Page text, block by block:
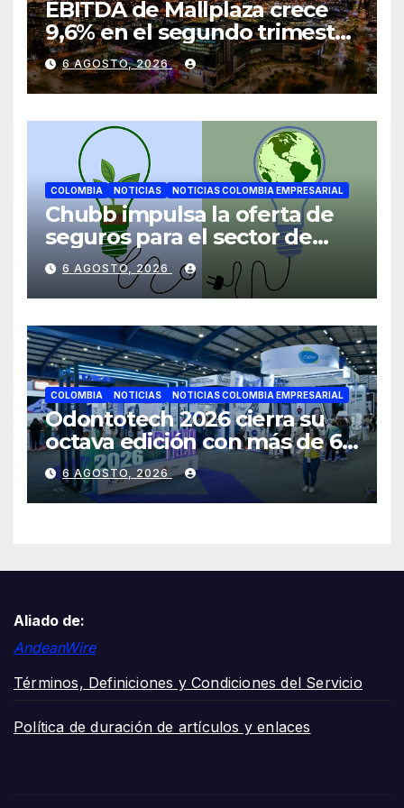
EBITDA de Mallplaza crece
9,6% en el segundo trimestre
mientras avanza en su plan
de crecimiento en Colombia
6 AGOSTO, 2026
COLOMBIA NOTICIAS NOTICIAS COLOMBIA EMPRESARIAL
Chubb impulsa la oferta de
seguros para el sector de
energías renovables en
América Latina
6 AGOSTO, 2026
COLOMBIA NOTICIAS NOTICIAS COLOMBIA EMPRESARIAL
Odontotech 2026 cierra su
octava edición con más de 6
mil visitantes
6 AGOSTO, 2026
Aliado de:
AndeanWire
Términos, Definiciones y Condiciones del Servicio
Política de duración de artículos y enlaces